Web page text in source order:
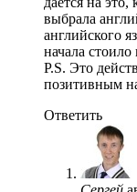
выбрала
английского
начала стоило
P.S. Это
позитивным
Ответить